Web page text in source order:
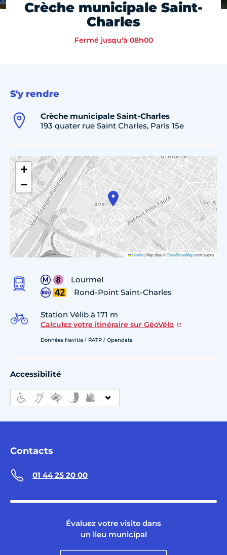
Crèche municipale Saint-
Charles
Fermé jusqu'à 08h00
S'y rendre
Crèche municipale Saint-Charles
193 quater rue Saint Charles, Paris 15e
+
−
Leaflet|Map data ©OpenStreetMapcontributors
Lourmel
Rond-Point Saint-Charles
Station Vélib à 171 m
Calculez votre itinéraire sur GéoVélo
Données Navitia / RATP / Opendata
Accessibilité
Contacts
01 44 25 20 00
Évaluez votre visite dans
un lieu municipal